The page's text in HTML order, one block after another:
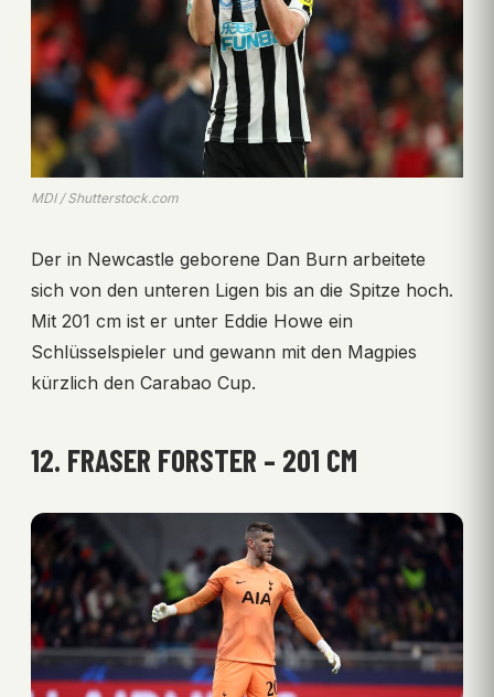
MDI / Shutterstock.com
Der in Newcastle geborene Dan Burn arbeitete
sich von den unteren Ligen bis an die Spitze hoch.
Mit 201 cm ist er unter Eddie Howe ein
Schlüsselspieler und gewann mit den Magpies
kürzlich den Carabao Cup.
12. FRASER FORSTER – 201 CM